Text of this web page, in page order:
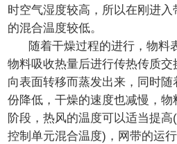
时空气湿度较高，所以在刚进
的混合温度较低。
随着干燥过程的进行，物料
物料吸收热量后进行传热传质
向表面转移而蒸发出来，同时
份降低，干燥的速度也减慢，
阶段，热风的温度可以适当提
控制单元混合温度)，网带的运